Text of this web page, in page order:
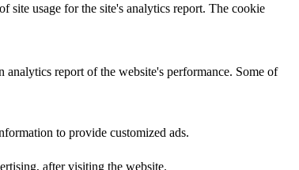
site usage for the site's analytics report. The cookie
report of the website's performance. Some of
to provide customized ads.
after visiting the website.